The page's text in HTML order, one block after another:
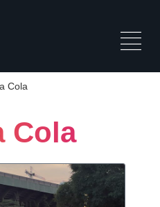
Cola
Cola